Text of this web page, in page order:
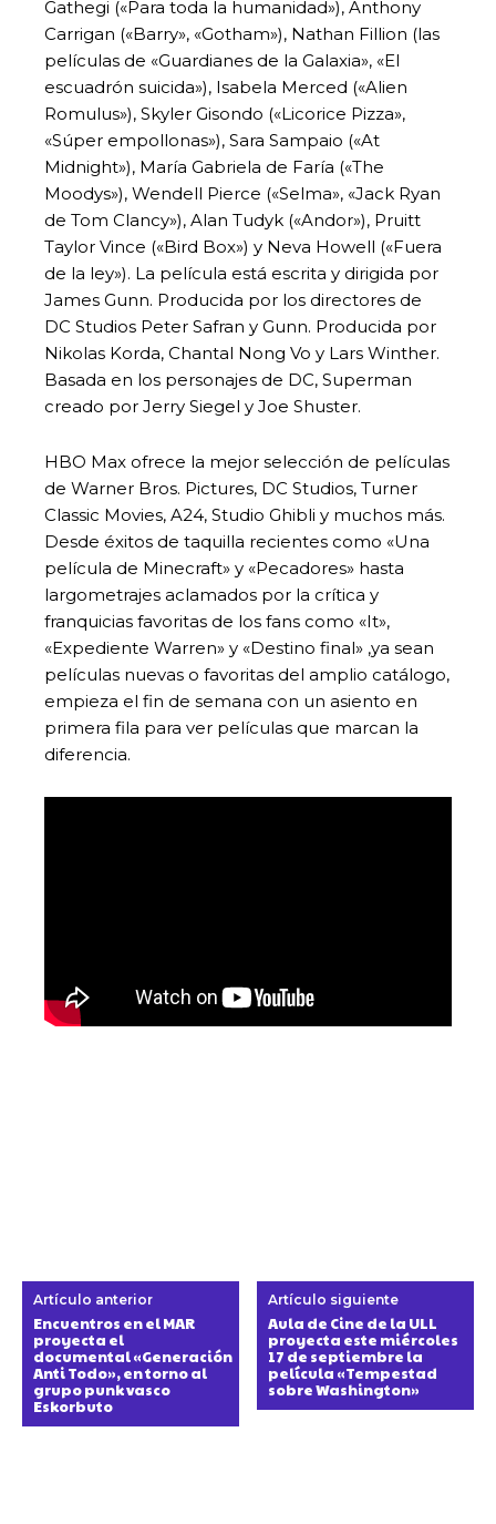
Gathegi («Para toda la humanidad»), Anthony
Carrigan («Barry», «Gotham»), Nathan Fillion (las
películas de «Guardianes de la Galaxia», «El
escuadrón suicida»), Isabela Merced («Alien
Romulus»), Skyler Gisondo («Licorice Pizza»,
«Súper empollonas»), Sara Sampaio («At
Midnight»), María Gabriela de Faría («The
Moodys»), Wendell Pierce («Selma», «Jack Ryan
de Tom Clancy»), Alan Tudyk («Andor»), Pruitt
Taylor Vince («Bird Box») y Neva Howell («Fuera
de la ley»). La película está escrita y dirigida por
James Gunn. Producida por los directores de
DC Studios Peter Safran y Gunn. Producida por
Nikolas Korda, Chantal Nong Vo y Lars Winther.
Basada en los personajes de DC, Superman
creado por Jerry Siegel y Joe Shuster.
HBO Max ofrece la mejor selección de películas
de Warner Bros. Pictures, DC Studios, Turner
Classic Movies, A24, Studio Ghibli y muchos más.
Desde éxitos de taquilla recientes como «Una
película de Minecraft» y «Pecadores» hasta
largometrajes aclamados por la crítica y
franquicias favoritas de los fans como «It»,
«Expediente Warren» y «Destino final» ,ya sean
películas nuevas o favoritas del amplio catálogo,
empieza el fin de semana con un asiento en
primera fila para ver películas que marcan la
diferencia.
Artículo anterior
Encuentros en el MAR
proyecta el
documental «Generación
Anti Todo», en torno al
grupo punk vasco
Eskorbuto
Artículo siguiente
Aula de Cine de la ULL
proyecta este miércoles
17 de septiembre la
película «Tempestad
sobre Washington»